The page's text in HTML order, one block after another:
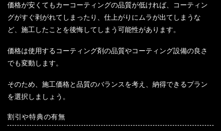
価格が安くてもカーコーティングの品質が低ければ、コーティン
グがすぐ剥がれてしまったり、仕上がりにムラが出てしまうな
ど、施工したことを後悔してしまう可能性があります。
価格は使用するコーティング剤の品質やコーティング設備の良さ
でも変動します。
そのため、施工価格と品質のバランスを考え、納得できるプラン
を選択しましょう。
割引や特典の有無